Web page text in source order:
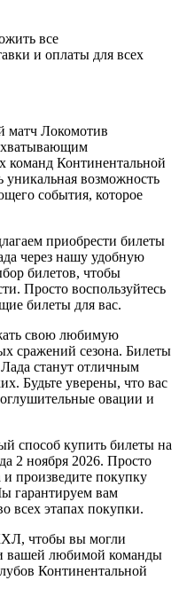
все
и оплаты для всех
матч Локомотив
команд Континентальной
возможность
события, которое
приобрести билеты
через нашу удобную
билетов, чтобы
Просто воспользуйтесь
билеты для вас.
свою любимую
сражений сезона. Билеты
станут отличным
Будьте уверены, что вас
овации и
способ купить билеты на
2 ноября 2026. Просто
произведите покупку
гарантируем вам
всех этапах покупки.
чтобы вы могли
вашей любимой команды
Континентальной